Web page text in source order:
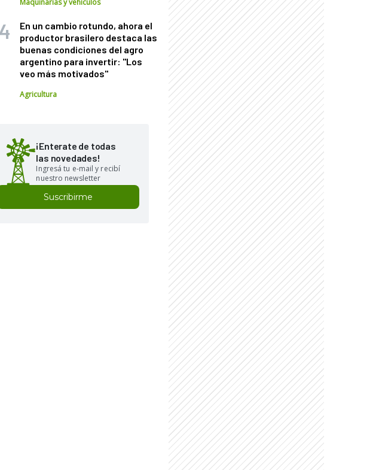
Maquinarias y vehículos
En un cambio rotundo, ahora el
productor brasilero destaca las
buenas condiciones del agro
argentino para invertir: "Los
veo más motivados"
Agricultura
¡Enterate de todas
las novedades!
Ingresá tu e-mail y recibí
nuestro newsletter
Suscribirme